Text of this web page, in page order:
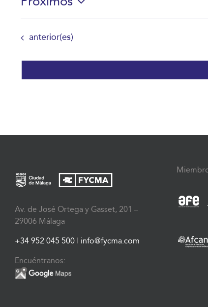
Selecciona
fecha.
Eventos
anterior(es)
Av. de José Ortega y Gasset, 201 –
29006 Málaga
+34 952 045 500 | info@fycma.com
Encuéntranos: